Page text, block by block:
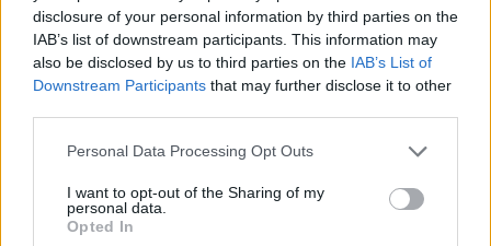
disclosure of your personal information by third parties on the
IAB’s list of downstream participants. This information may
also be disclosed by us to third parties on the IAB’s List of
Downstream Participants that may further disclose it to other
Personal Data Processing Opt Outs
I want to opt-out of the Sharing of my
personal data.
Opted In
με λόγια όλα όσα σήμαινε για εμάς. Θα κρατάμε
για πάντα ζωντανή την αγάπη, το γέλιο και τις
αμέτρητες στιγμές που ζήσαμε μαζί. Το
υπέροχο πνεύμα της άγγιξε τις ψυχές τόσων
ανθρώπων και θα μας λείψει αφάνταστα»,
έγραψαν χαρακτηριστικά, σκορπίζοντας θλίψη
στους θαυμαστές τους.